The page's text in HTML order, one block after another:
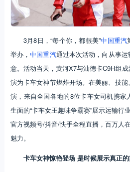
3月8日，“每个你，都很美”中国重汽
举办，中国重汽通过本次活动，向从事
意。活动当天，黄河X7与汕德卡C9H组
演为卡车女神节燃炸开场。在美丽、技
演，来自全国各地的8位卡车女司机携
生面的“卡车女王趣味争霸赛”展示运输行
官方视频号/抖音/快手全程直播，百万人
魅力。
卡车女神惊艳登场 是时候展示真正